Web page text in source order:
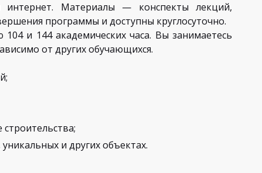
интернет. Материалы — конспекты лекций,
программы и доступны круглосуточно.
и 144 академических часа. Вы занимаетесь
от других обучающихся.
и других объектах.